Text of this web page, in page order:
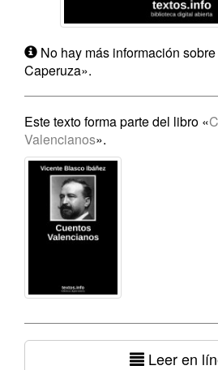
No hay más información
Caperuza».
Este texto forma parte del libro «
Valencianos».
Leer en